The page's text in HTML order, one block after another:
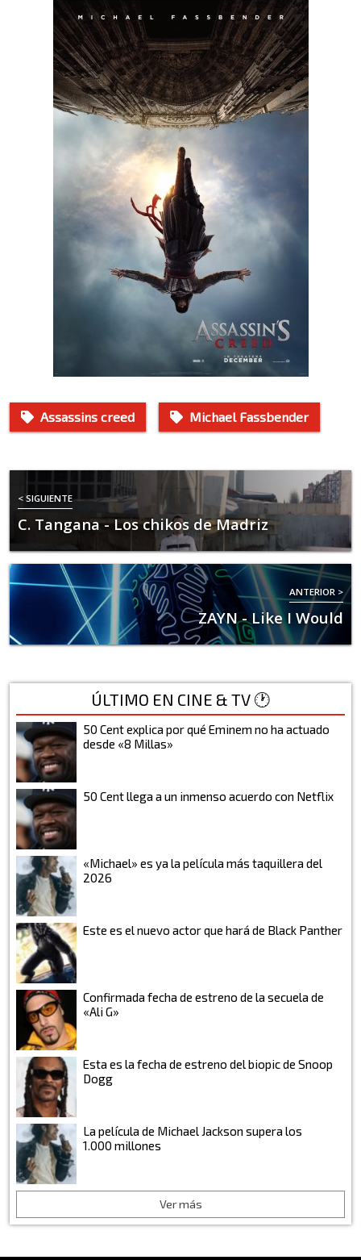
Assassins creed Michael Fassbender
< SIGUIENTE
C. Tangana - Los chikos de Madriz
ANTERIOR >
ZAYN - Like I Would
ÚLTIMO EN CINE & TV 🕐
50 Cent explica por qué Eminem no ha actuado
desde «8 Millas»
50 Cent llega a un inmenso acuerdo con Netflix
«Michael» es ya la película más taquillera del
2026
Este es el nuevo actor que hará de Black Panther
Confirmada fecha de estreno de la secuela de
«Ali G»
Esta es la fecha de estreno del biopic de Snoop
Dogg
La película de Michael Jackson supera los
1.000 millones
Ver más